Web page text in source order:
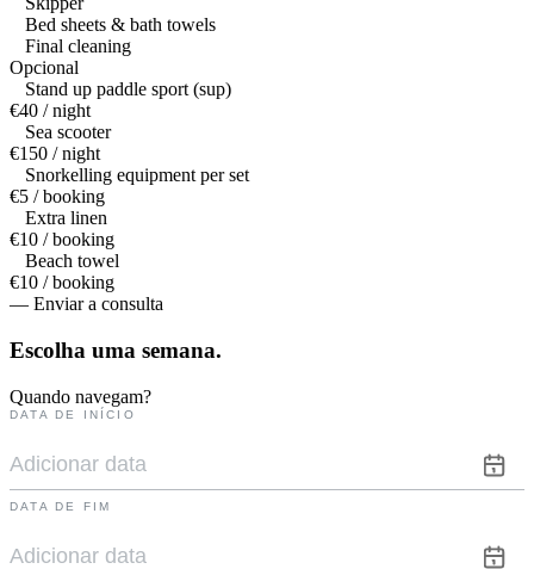
Bed sheets & bath towels
Final cleaning
Opcional
Stand up paddle sport (sup)
€40 / night
Sea scooter
€150 / night
Snorkelling equipment per set
€5 / booking
Extra linen
€10 / booking
Beach towel
€10 / booking
— Enviar a consulta
Escolha uma semana.
Quando navegam?
DATA DE INÍCIO
DATA DE FIM